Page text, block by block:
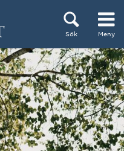
Sök Meny